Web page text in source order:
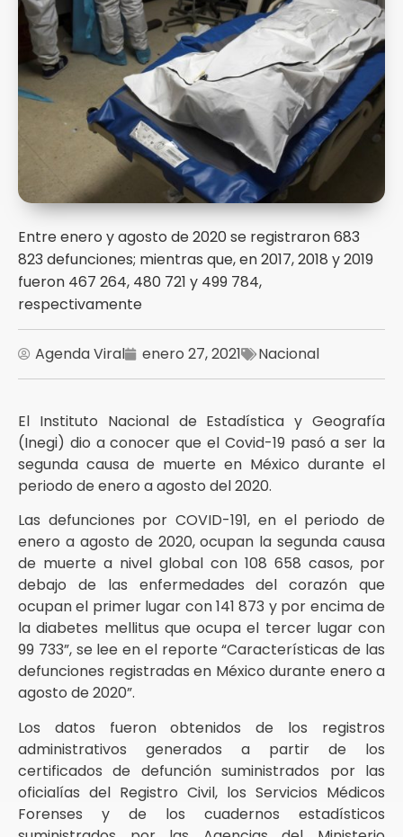
Entre enero y agosto de 2020 se registraron 683
823 defunciones; mientras que, en 2017, 2018 y 2019
fueron 467 264, 480 721 y 499 784,
respectivamente
Agenda Viral enero 27, 2021 Nacional
El Instituto Nacional de Estadística y Geografía
(Inegi) dio a conocer que el Covid-19 pasó a ser la
segunda causa de muerte en México durante el
periodo de enero a agosto del 2020.
Las defunciones por COVID-191, en el periodo de
enero a agosto de 2020, ocupan la segunda causa
de muerte a nivel global con 108 658 casos, por
debajo de las enfermedades del corazón que
ocupan el primer lugar con 141 873 y por encima de
la diabetes mellitus que ocupa el tercer lugar con
99 733”, se lee en el reporte “Características de las
defunciones registradas en México durante enero a
agosto de 2020”.
Los datos fueron obtenidos de los registros
administrativos generados a partir de los
certificados de defunción suministrados por las
oficialías del Registro Civil, los Servicios Médicos
Forenses y de los cuadernos estadísticos